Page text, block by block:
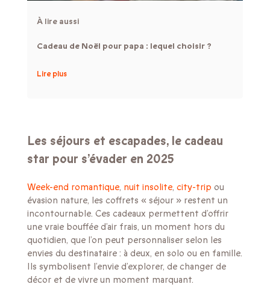
À lire aussi
Cadeau de Noël pour papa : lequel choisir ?
Lire plus
Les séjours et escapades, le cadeau
star pour s’évader en 2025
Week-end romantique, nuit insolite, city-trip ou
évasion nature, les coffrets « séjour » restent un
incontournable. Ces cadeaux permettent d’offrir
une vraie bouffée d’air frais, un moment hors du
quotidien, que l’on peut personnaliser selon les
envies du destinataire : à deux, en solo ou en famille.
Ils symbolisent l’envie d’explorer, de changer de
décor et de vivre un moment marquant.